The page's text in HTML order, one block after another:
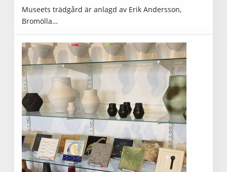
Museets trädgård är anlagd av Erik Andersson,
Bromölla…